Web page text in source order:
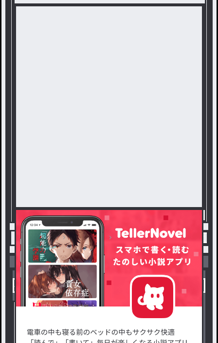
トップ コメディ 「教科人」(教科擬人化) / こち
小説を探す
新着小説一覧
小説コンテスト応募・公募
ジャンルから探す
恋愛・ロマンス
ファンタジー・異世界・SF